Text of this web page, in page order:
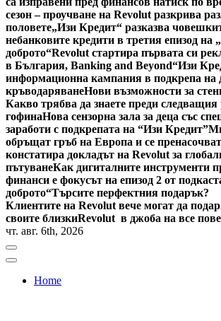
сезон – проучване на Revolut разкрива
половете„Изи Кредит“ разказва
небанковите кредити в третия епизод на
доброто“Revolut стартира първата си
в България, Banking and Beyond“Изи
информационна кампания в подкрепа на
кръводаряванеНови възможности за
Какво трябва да знаете преди следващия
гофинаНова сензорна зала за деца със
заработи с подкрепата на “Изи Кредит”
обръщат гръб на Европа и се
констатира докладът на Revolut за
пътуванеКак дигиталните инструменти
финанси е фокусът на епизод 2 от
доброто“Търсите перфектния подарък?
Клиентите на Revolut вече могат да
своите близкиRevolut в джоба на все
чт. авг. 6th, 2026
Home